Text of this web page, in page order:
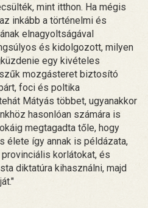
mint itthon. Ha mégis
inkább a történelmi és
elnagyoltságával
és kidolgozott, milyen
egy kivételes
mozgásteret biztosító
foci és poltika
Mátyás többet, ugyanakkor
hasonlóan számára is
megtagadta tőle, hogy
élete így annak is példázata,
korlátokat, és
diktatúra kihasználni, majd